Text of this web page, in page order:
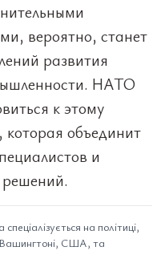
вероятно, станет
развития
НАТО
к этому
которая объединит
и
на політиці,
Вашингтоні, США, та